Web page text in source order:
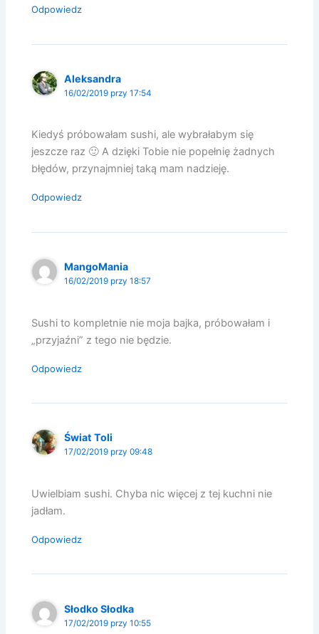
Odpowiedz
Aleksandra
16/02/2019 przy 17:54
Kiedyś próbowałam sushi, ale wybrałabym się
jeszcze raz 🙂 A dzięki Tobie nie popełnię żadnych
błędów, przynajmniej taką mam nadzieję.
Odpowiedz
MangoMania
16/02/2019 przy 18:57
Sushi to kompletnie nie moja bajka, próbowałam i
„przyjaźni” z tego nie będzie.
Odpowiedz
Świat Toli
17/02/2019 przy 09:48
Uwielbiam sushi. Chyba nic więcej z tej kuchni nie
jadłam.
Odpowiedz
Słodko Słodka
17/02/2019 przy 10:55